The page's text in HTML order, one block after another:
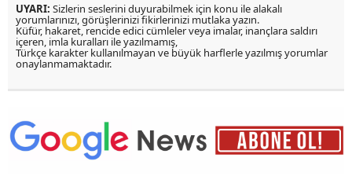
UYARI: Sizlerin seslerini duyurabilmek için konu ile alakalı
yorumlarınızı, görüşlerinizi fikirlerinizi mutlaka yazın.
Küfür, hakaret, rencide edici cümleler veya imalar, inançlara saldırı
içeren, imla kuralları ile yazılmamış,
Türkçe karakter kullanılmayan ve büyük harflerle yazılmış yorumlar
onaylanmamaktadır.